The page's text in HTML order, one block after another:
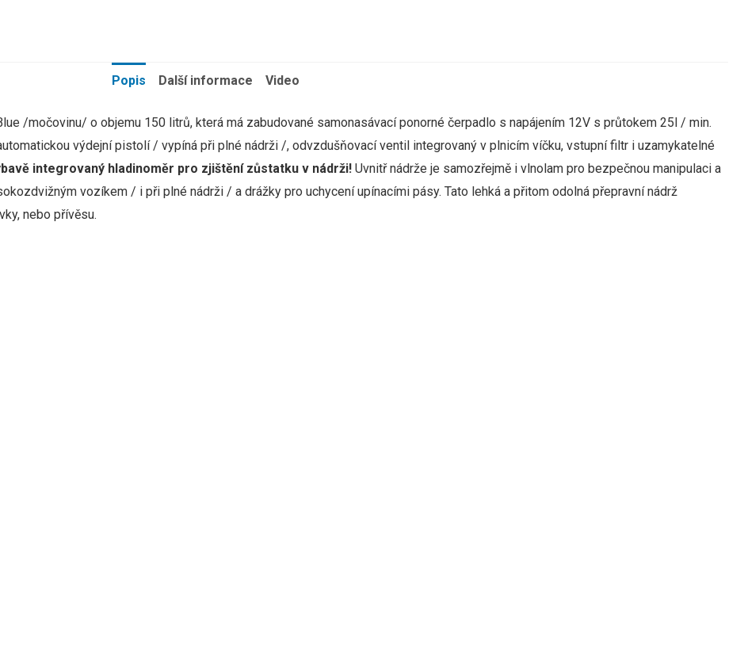
Popis Další informace Video
/močovinu/ o objemu 150 litrů, která má zabudované samonasávací ponorné čerpadlo s napájením 12V s průtokem 25l / min.
výdejní pistolí / vypíná při plné nádrži /, odvzdušňovací ventil integrovaný v plnicím víčku, vstupní filtr i uzamykatelné
integrovaný hladinoměr pro zjištění zůstatku v nádrži! Uvnitř nádrže je samozřejmě i vlnolam pro bezpečnou manipulaci a
vozíkem / i při plné nádrži / a drážky pro uchycení upínacími pásy. Tato lehká a přitom odolná přepravní nádrž
nebo přívěsu.